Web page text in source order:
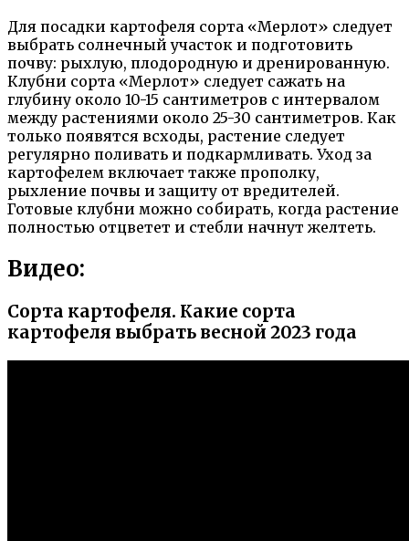
Для посадки картофеля сорта «Мерлот» следует
выбрать солнечный участок и подготовить
почву: рыхлую, плодородную и дренированную.
Клубни сорта «Мерлот» следует сажать на
глубину около 10-15 сантиметров с интервалом
между растениями около 25-30 сантиметров. Как
только появятся всходы, растение следует
регулярно поливать и подкармливать. Уход за
картофелем включает также прополку,
рыхление почвы и защиту от вредителей.
Готовые клубни можно собирать, когда растение
полностью отцветет и стебли начнут желтеть.
Видео:
Сорта картофеля. Какие сорта
картофеля выбрать весной 2023 года